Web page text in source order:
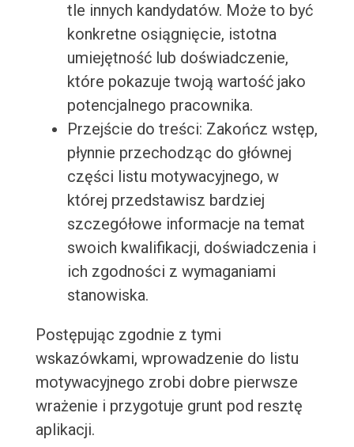
tle innych kandydatów. Może to być
konkretne osiągnięcie, istotna
umiejętność lub doświadczenie,
które pokazuje twoją wartość jako
potencjalnego pracownika.
Przejście do treści: Zakończ wstęp,
płynnie przechodząc do głównej
części listu motywacyjnego, w
której przedstawisz bardziej
szczegółowe informacje na temat
swoich kwalifikacji, doświadczenia i
ich zgodności z wymaganiami
stanowiska.
Postępując zgodnie z tymi
wskazówkami, wprowadzenie do listu
motywacyjnego zrobi dobre pierwsze
wrażenie i przygotuje grunt pod resztę
aplikacji.